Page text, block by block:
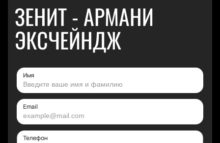
ЗЕНИТ - АРМАНИ
ЭКСЧЕЙНДЖ
Имя
Email
Телефон